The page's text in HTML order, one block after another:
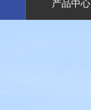
产品中心